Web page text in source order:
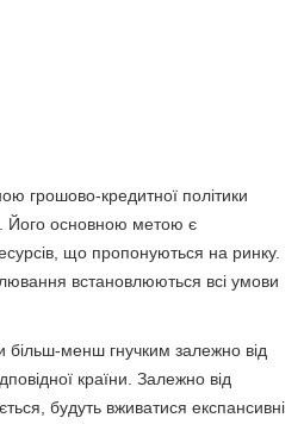
грошово-кредитної політики
Його основною метою є
що пропонуються на ринку.
встановлюються всі умови
більш-менш гнучким залежно від
країни. Залежно від
будуть вживатися експансивні